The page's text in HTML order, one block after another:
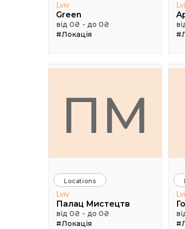
Lviv
Green
від 0₴ - до 0₴
#Локація
ПМ
Locations
Lviv
Палац Мистецтв
від 0₴ - до 0₴
#Локація